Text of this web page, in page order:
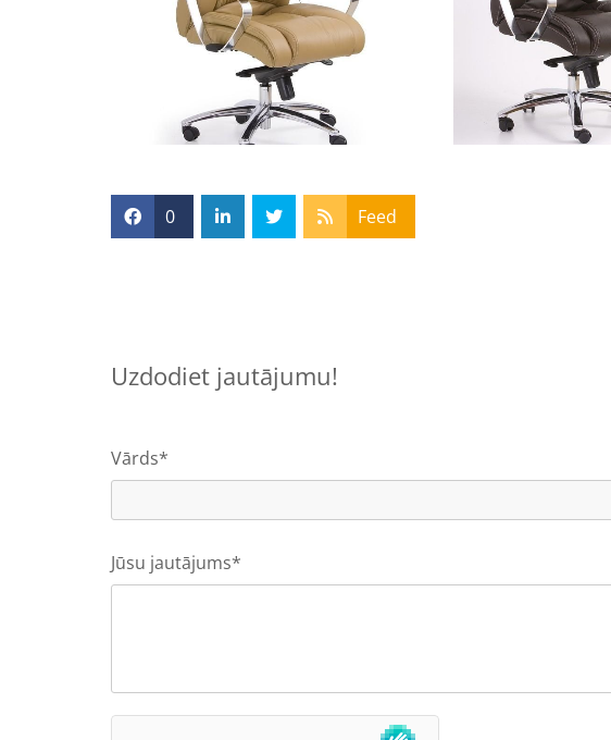
0 Feed
Uzdodiet jautājumu!
Vārds*
Jūsu jautājums*